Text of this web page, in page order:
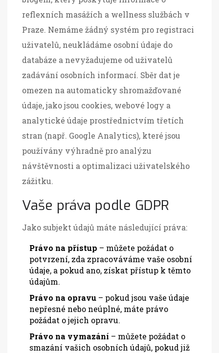
reflexních masážích a wellness službách v
Praze. Nemáme žádný systém pro registraci
uživatelů, neukládáme osobní údaje do
databáze a nevyžadujeme od uživatelů
zadávání osobních informací. Sběr dat je
omezen na automaticky shromažďované
údaje, jako jsou cookies, webové logy a
analytické údaje prostřednictvím třetích
stran (např. Google Analytics), které jsou
používány výhradně pro analýzu
návštěvnosti a optimalizaci uživatelského
zážitku.
Vaše práva podle GDPR
Jako subjekt údajů máte následující práva:
Právo na přístup – můžete požádat o
potvrzení, zda zpracováváme vaše osobní
údaje, a pokud ano, získat přístup k těmto
údajům.
Právo na opravu – pokud jsou vaše údaje
nepřesné nebo neúplné, máte právo
požádat o jejich opravu.
Právo na vymazání – můžete požádat o
smazání vašich osobních údajů, pokud již